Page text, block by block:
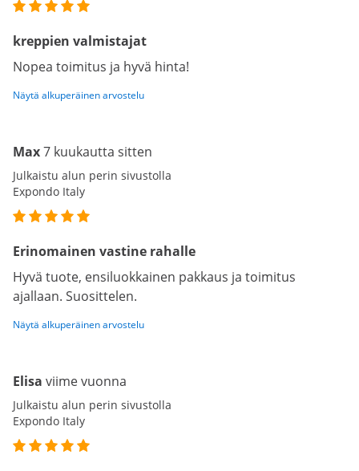
kreppien valmistajat
Nopea toimitus ja hyvä hinta!
Näytä alkuperäinen arvostelu
Max7 kuukautta sitten
Julkaistu alun perin sivustolla
Expondo Italy
Erinomainen vastine rahalle
Hyvä tuote, ensiluokkainen pakkaus ja toimitus
ajallaan. Suosittelen.
Näytä alkuperäinen arvostelu
Elisa viime vuonna
Julkaistu alun perin sivustolla
Expondo Italy